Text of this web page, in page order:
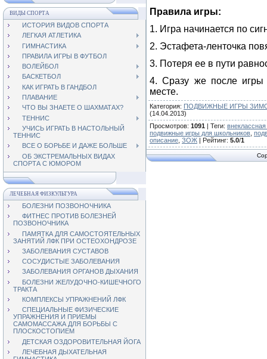
ВИДЫ СПОРТА
ИСТОРИЯ ВИДОВ СПОРТА
ЛЕГКАЯ АТЛЕТИКА
ГИМНАСТИКА
ПРАВИЛА ИГРЫ В ФУТБОЛ
ВОЛЕЙБОЛ
БАСКЕТБОЛ
КАК ИГРАТЬ В ГАНДБОЛ
ПЛАВАНИЕ
ЧТО ВЫ ЗНАЕТЕ О ШАХМАТАХ?
ТЕННИС
УЧИСЬ ИГРАТЬ В НАСТОЛЬНЫЙ
ТЕННИС
ВСЕ О БОРЬБЕ И ДАЖЕ БОЛЬШЕ
ОБ ЭКСТРЕМАЛЬНЫХ ВИДАХ
СПОРТА С ЮМОРОМ
ЛЕЧЕБНАЯ ФИЗКУЛЬТУРА
БОЛЕЗНИ ПОЗВОНОЧНИКА
ФИТНЕС ПРОТИВ БОЛЕЗНЕЙ
ПОЗВОНОЧНИКА
ПАМЯТКА ДЛЯ САМОСТОЯТЕЛЬНЫХ
ЗАНЯТИЙ ЛФК ПРИ ОСТЕОХОНДРОЗЕ
ЗАБОЛЕВАНИЯ СУСТАВОВ
СОСУДИСТЫЕ ЗАБОЛЕВАНИЯ
ЗАБОЛЕВАНИЯ ОРГАНОВ ДЫХАНИЯ
БОЛЕЗНИ ЖЕЛУДОЧНО-КИШЕЧНОГО
ТРАКТА
КОМПЛЕКСЫ УПРАЖНЕНИЙ ЛФК
СПЕЦИАЛЬНЫЕ ФИЗИЧЕСКИЕ
УПРАЖНЕНИЯ И ПРИЕМЫ
САМОМАССАЖА ДЛЯ БОРЬБЫ С
ПЛОСКОСТОПИЕМ
ДЕТСКАЯ ОЗДОРОВИТЕЛЬНАЯ ЙОГА
ЛЕЧЕБНАЯ ДЫХАТЕЛЬНАЯ
Правила игры:
1. Игра начинается по
2. Эстафета-ленточка
3. Потеря ее в пути
4. Сразу же после игры
месте.
Категория: ПОДВИЖНЫЕ ИГРЫ
(14.04.2013)
Просмотров: 1091 | Теги:
подвижные игры для школьников
описание ЗОЖ | Рейтинг: 5.0/1